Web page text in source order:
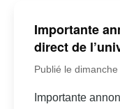
Importante
direct de
Publié le
Importante